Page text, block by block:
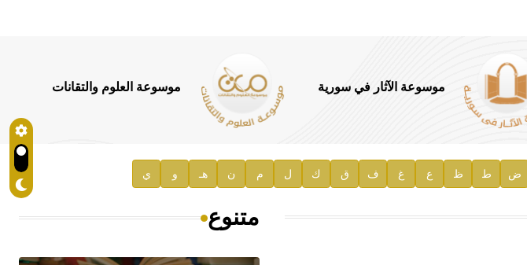
موسوعة الآثار في سورية موسوعة العلوم والتقانات
ض ط ظ ع غ ف ق ك ل م ن هـ و ي
متنوع